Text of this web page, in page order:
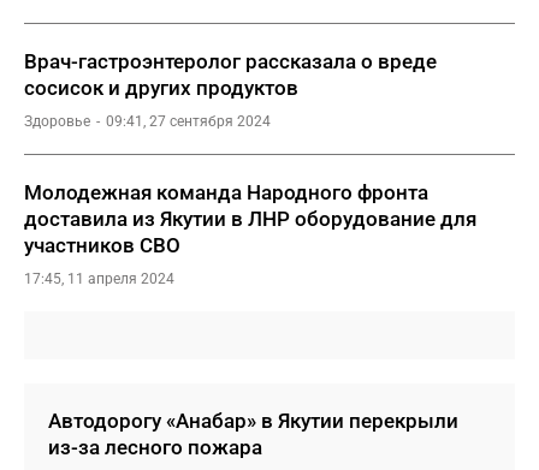
Врач-гастроэнтеролог рассказала о вреде
сосисок и других продуктов
Здоровье 09:41, 27 сентября 2024
Молодежная команда Народного фронта
доставила из Якутии в ЛНР оборудование для
участников СВО
17:45, 11 апреля 2024
Автодорогу «Анабар» в Якутии перекрыли
из-за лесного пожара